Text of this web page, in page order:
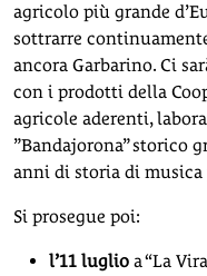
agricolo più grande
sottrarre
ancora Garbarino. Ci
con i prodotti della
agricole aderenti,
”Bandajorona” storico
anni di storia di
Si prosegue poi:
l’11 luglio a “La